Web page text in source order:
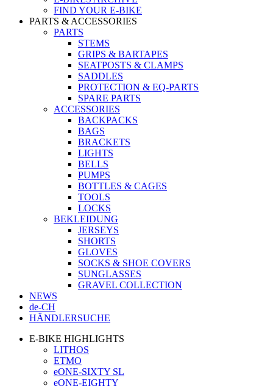
FIND YOUR E-BIKE
PARTS & ACCESSORIES
PARTS
STEMS
GRIPS & BARTAPES
SEATPOSTS & CLAMPS
SADDLES
PROTECTION & EQ-PARTS
SPARE PARTS
ACCESSORIES
BACKPACKS
BAGS
BRACKETS
LIGHTS
BELLS
PUMPS
BOTTLES & CAGES
TOOLS
LOCKS
BEKLEIDUNG
JERSEYS
SHORTS
GLOVES
SOCKS & SHOE COVERS
SUNGLASSES
GRAVEL COLLECTION
NEWS
de-CH
HÄNDLERSUCHE
E-BIKE HIGHLIGHTS
LITHOS
ETMO
eONE-SIXTY SL
eONE-EIGHTY